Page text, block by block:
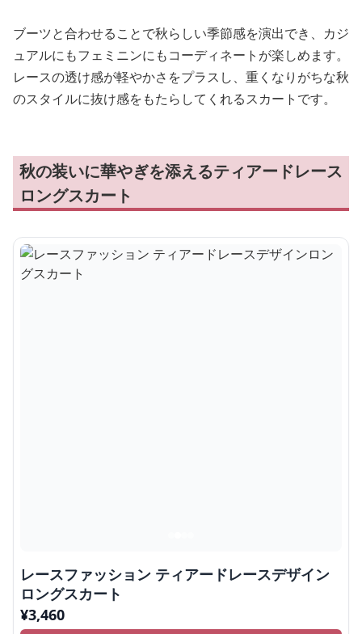
ブーツと合わせることで秋らしい季節感を演出でき、カジ
ュアルにもフェミニンにもコーディネートが楽しめます。
レースの透け感が軽やかさをプラスし、重くなりがちな秋
のスタイルに抜け感をもたらしてくれるスカートです。
秋の装いに華やぎを添えるティアードレース
ロングスカート
レースファッション ティアードレースデザイン
ロングスカート
¥3,460